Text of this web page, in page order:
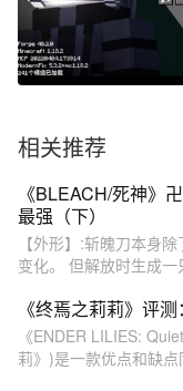
相关推荐
《BLEACH/死神》
最强（下）
【外形】:斩魄刀本身
变化。 但解放时生成
《终焉之莉莉》评
《ENDER LILIES:
莉》)是一款优点和缺